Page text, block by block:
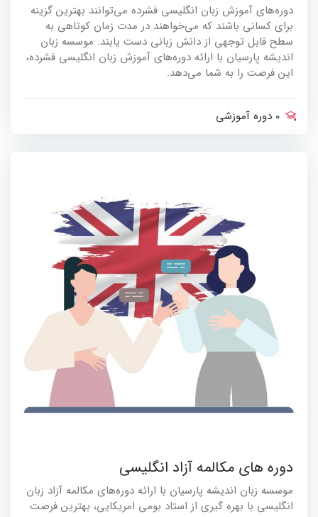
دوره‌های آموزش زبان انگلیسی فشرده می‌توانند بهترین گزینه
برای کسانی باشند که می‌خواهند در مدت زمان کوتاهی به
سطح قابل توجهی از دانش زبانی دست یابند. موسسه زبان
اندیشه پارسیان با ارائه دوره‌های آموزش زبان انگلیسی فشرده،
این فرصت را به شما می‌دهد.
0 دوره آموزشی
دوره های مکالمه آزاد انگلیسی
موسسه زبان اندیشه پارسیان با ارائه دوره‌های مکالمه آزاد زبان
انگلیسی با بهره گیری از استاد بومی امریکایی، بهترین فرصت